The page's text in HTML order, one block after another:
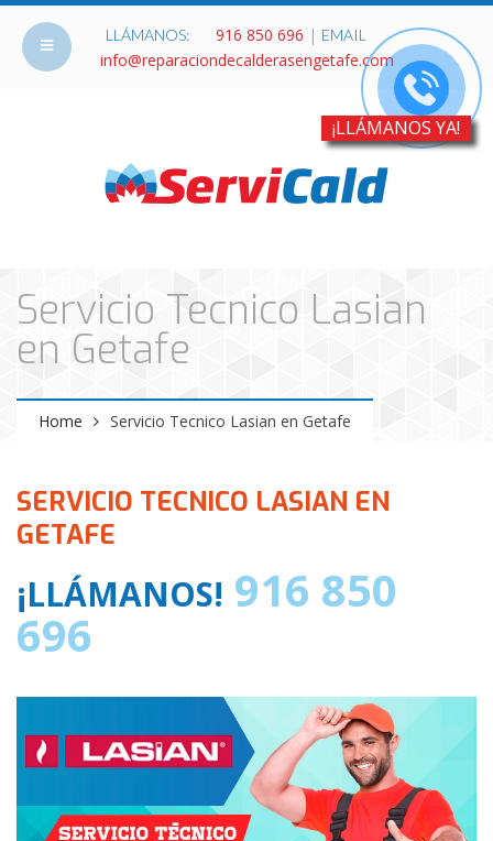
LLÁMANOS: 916 850 696 | EMAIL
info@reparaciondecalderasengetafe.com
Servicio Tecnico Lasian
en Getafe
Home Servicio Tecnico Lasian en Getafe
SERVICIO TECNICO LASIAN EN
GETAFE
¡LLÁMANOS! 916 850
696
¡LLÁMANOS YA!